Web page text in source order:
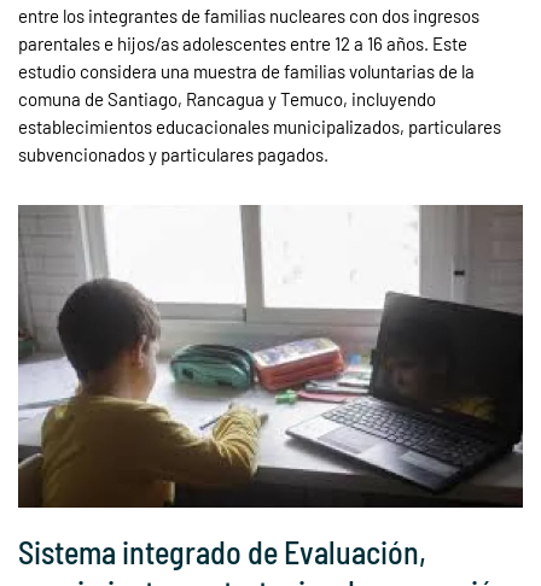
entre los integrantes de familias nucleares con dos ingresos
parentales e hijos/as adolescentes entre 12 a 16 años. Este
estudio considera una muestra de familias voluntarias de la
comuna de Santiago, Rancagua y Temuco, incluyendo
establecimientos educacionales municipalizados, particulares
subvencionados y particulares pagados.
Sistema integrado de Evaluación,